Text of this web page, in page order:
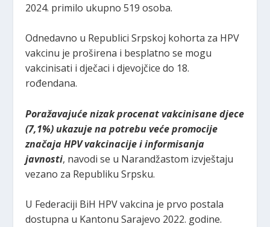
2024. primilo ukupno 519 osoba.
Odnedavno u Republici Srpskoj kohorta za HPV
vakcinu je proširena i besplatno se mogu
vakcinisati i dječaci i djevojčice do 18.
rođendana.
Poražavajuće nizak procenat vakcinisane djece
(7,1%) ukazuje na potrebu veće promocije
značaja HPV vakcinacije i informisanja
javnosti, navodi se u Narandžastom izvještaju
vezano za Republiku Srpsku.
U Federaciji BiH HPV vakcina je prvo postala
dostupna u Kantonu Sarajevo 2022. godine.